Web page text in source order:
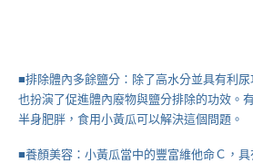
■排除體內多餘鹽分：除了高水分並具有利
也扮演了促進體內廢物與鹽分排除的功效。
半身肥胖，食用小黃瓜可以解決這個問題。
■養顏美容：小黃瓜當中的豐富維他命Ｃ，具